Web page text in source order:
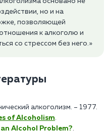
но и на
позволяющей
к алкоголю и
со стрессом без него.»
алкоголизм. – 1977.
of Alcoholism
an Alcohol Problem?